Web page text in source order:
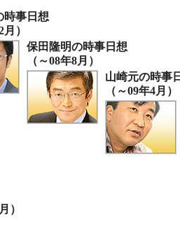
時事日想
月）
保田隆明の時事日想
（～08年8月）
山崎元の時事
（～09年4月）
）